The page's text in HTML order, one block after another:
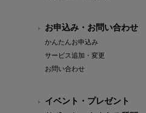
お申込み・お問い合わせ
かんたんお申込み
サービス追加・変更
お問い合わせ
イベント・プレゼント